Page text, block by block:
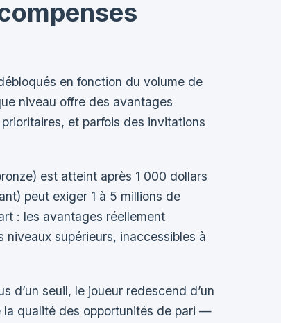
en fonction du volume de
niveau offre des avantages
et parfois des invitations
est atteint après 1 000 dollars
peut exiger 1 à 5 millions de
: les avantages réellement
supérieurs, inaccessibles à
d’un seuil, le joueur redescend d’un
la qualité des opportunités de pari —